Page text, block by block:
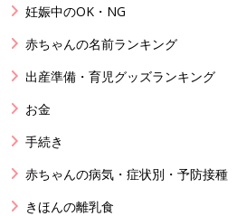
妊娠中のOK・NG
赤ちゃんの名前ランキング
出産準備・育児グッズランキング
お金
手続き
赤ちゃんの病気・症状別・予防接種
きほんの離乳食